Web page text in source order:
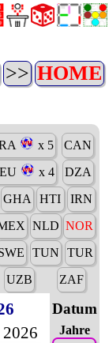
>> HOME
x 5
CAN
x 4
DZA
GHA HTI
IRN
NLD NOR
TUN
TUR
UZB ZAF
2026
Datum
Jahre